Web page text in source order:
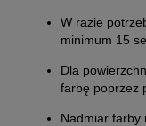
W razie
minimum 15
Dla
farbę poprzez
Nadmiar farby